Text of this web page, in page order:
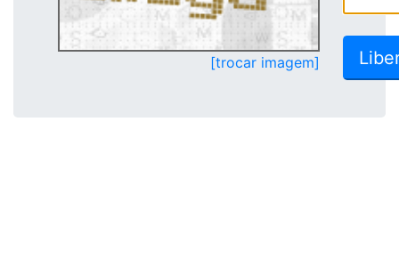
[trocar imagem]